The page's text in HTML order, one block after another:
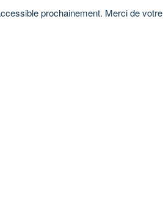
prochainement. Merci de votre